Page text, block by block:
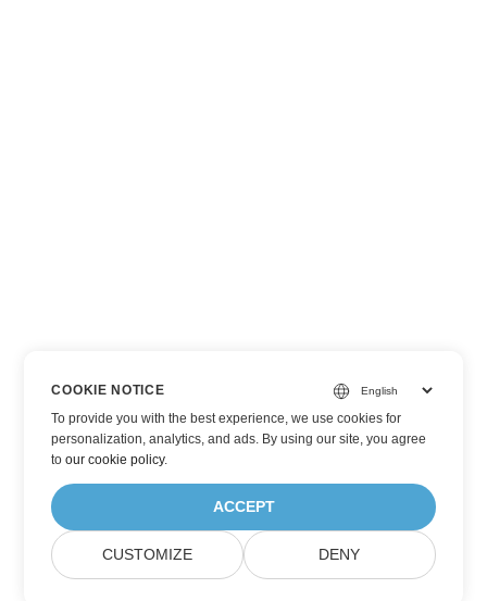
COOKIE NOTICE
To provide you with the best experience, we use cookies for
personalization, analytics, and ads. By using our site, you agree
toour cookie policy.
ACCEPT
CUSTOMIZE DENY